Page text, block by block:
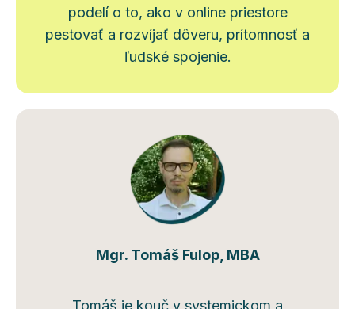
podelí o to, ako v online priestore
pestovať a rozvíjať dôveru, prítomnosť a
ľudské spojenie.
Mgr. Tomáš Fulop, MBA
Tomáš je kouč v systemickom a